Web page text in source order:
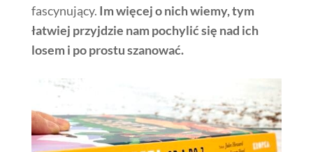
fascynujący. Im więcej o nich wiemy, tym
łatwiej przyjdzie nam pochylić się nad ich
losem i po prostu szanować.